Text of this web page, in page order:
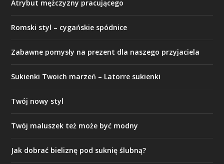
Atrybut mężczyzny pracującego
Romski styl – cygańskie spódnice
Zabawne pomysły na prezent dla naszego przyjaciela
Sukienki Twoich marzeń – Latorre sukienki
Twój nowy styl
Twój maluszek też może być modny
Jak dobrać bieliznę pod suknię ślubną?